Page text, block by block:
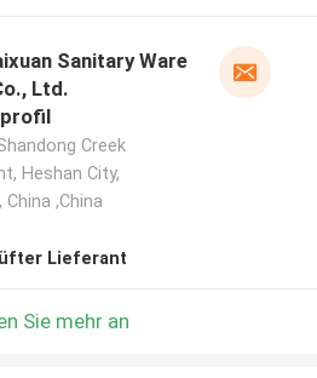
Sanitary Ware
Ltd.
Creek
Heshan City,
,China
Lieferant
Sie mehr an